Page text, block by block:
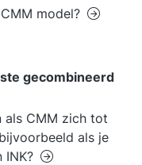
model?
gecombineerd
als CMM zich tot
als je
INK?